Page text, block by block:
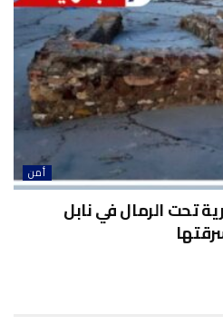
أمن
تحت الرمال في نابل